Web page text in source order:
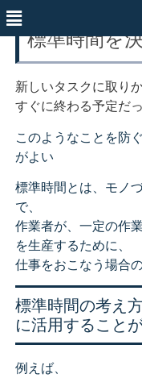
標準時間を
新しいタスクに取り
すぐに終わる予定だ
このようなことを防
がよい
標準時間とは、モノ
で、
作業者が、一定の作
を生産するために、
仕事をおこなう場合
標準時間の考え
に活用すること
例えば、